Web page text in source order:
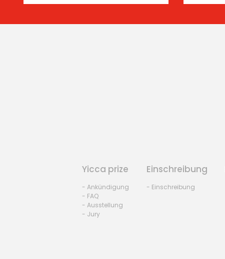
Yicca prize
- Ankündigung
- FAQ
- Ausstellung
- Jury
Einschreibung
- Einschreibung